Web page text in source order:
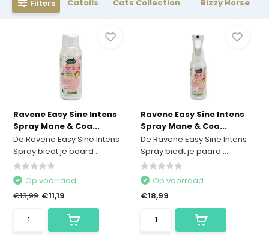
Filters Catoils Cats Collection Bizzy Horse
Ravene Easy Sine Intens
Spray Mane & Coa...
De Ravene Easy Sine Intens
Spray biedt je paard ...
Op voorraad
€13,99 €11,19
Ravene Easy Sine Intens
Spray Mane & Coa...
De Ravene Easy Sine Intens
Spray biedt je paard ...
Op voorraad
€18,99